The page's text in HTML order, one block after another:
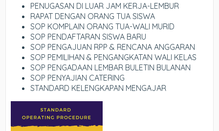
PENUGASAN DI LUAR JAM KERJA-LEMBUR
RAPAT DENGAN ORANG TUA SISWA
SOP KOMPLAIN ORANG TUA-WALI MURID
SOP PENDAFTARAN SISWA BARU
SOP PENGAJUAN RPP & RENCANA ANGGARAN
SOP PEMILIHAN & PENGANGKATAN WALI KELAS
SOP PENGADAAN LEMBAR BULETIN BULANAN
SOP PENYAJIAN CATERING
STANDARD KELENGKAPAN MENGAJAR